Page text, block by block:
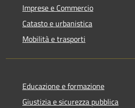
Imprese e Commercio
Catasto e urbanistica
Mobilità e trasporti
Educazione e formazione
Giustizia e sicurezza pubblica